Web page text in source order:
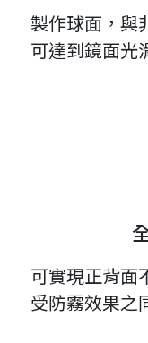
製作球面，與
可達到鏡面光
可實現正背面
受防霧效果之